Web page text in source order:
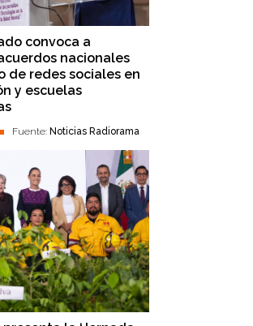
convoca a
nacionales
de redes sociales en
y escuelas
Fuente: Noticias Radiorama